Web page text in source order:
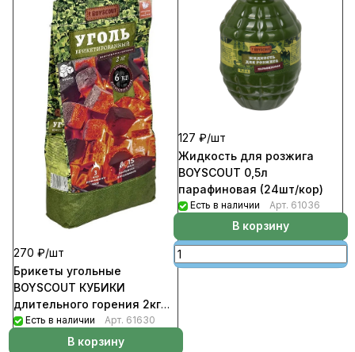
270 ₽/шт
Брикеты угольные
BOYSCOUT КУБИКИ
длительного горения 2кг
(200шт/кор)
Есть в наличии Арт. 61630
В корзину
127 ₽/шт
Жидкость для розжига
BOYSCOUT 0,5л
парафиновая (24шт/кор)
Есть в наличии Арт. 61036
В корзину